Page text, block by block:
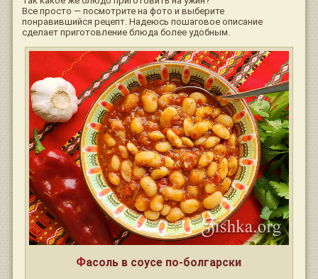
Все просто — посмотрите на фото и выберите
понравившийся рецепт. Надеюсь пошаговое описание
сделает приготовление блюда более удобным.
Фасоль в соусе по-болгарски